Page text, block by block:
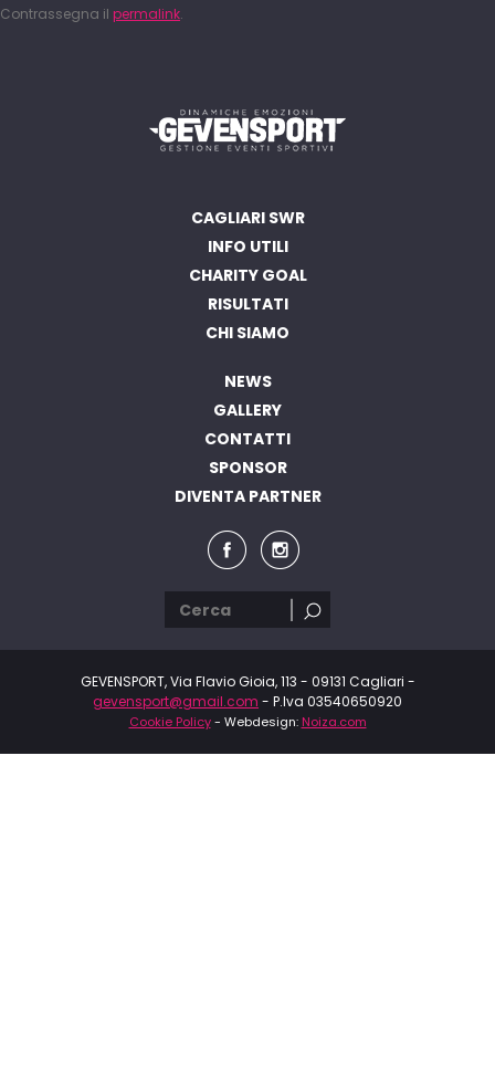
Contrassegna il permalink.
CAGLIARI SWR
INFO UTILI
CHARITY GOAL
RISULTATI
CHI SIAMO
NEWS
GALLERY
CONTATTI
SPONSOR
DIVENTA PARTNER
GEVENSPORT, Via Flavio Gioia, 113 - 09131 Cagliari -
gevensport@gmail.com - P.Iva 03540650920
Cookie Policy- Webdesign: Noiza.com